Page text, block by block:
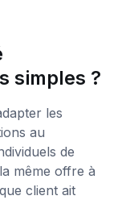
simples ?
les
au
de
même offre à
client ait